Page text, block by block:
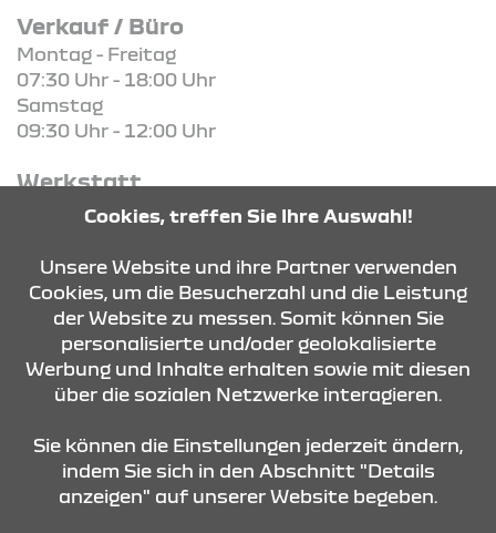
Verkauf / Büro
Montag - Freitag
07:30 Uhr - 18:00 Uhr
Samstag
09:30 Uhr - 12:00 Uhr
Werkstatt
Montag - Freitag
13:00 - 17:00 Uhr
KONTAKT & ANFAHRT
Cookies, treffen Sie Ihre Auswahl!
Unsere Website und ihre Partner verwenden
Cookies, um die Besucherzahl und die Leistung
der Website zu messen. Somit können Sie
personalisierte und/oder geolokalisierte
Werbung und Inhalte erhalten sowie mit diesen
über die sozialen Netzwerke interagieren.
Sie können die Einstellungen jederzeit ändern,
indem Sie sich in den Abschnitt "Details
anzeigen" auf unserer Website begeben.